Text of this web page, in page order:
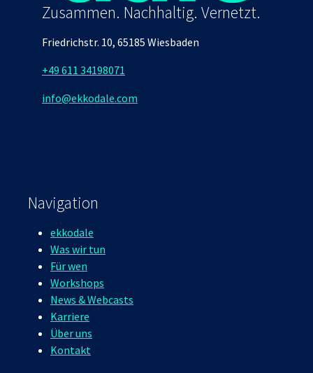
Zusammen. Nachhaltig. Vernetzt.
Friedrichstr. 10, 65185 Wiesbaden
+49 611 34198071
info@ekkodale.com
Navigation
ekkodale
Was wir tun
Für wen
Workshops
News & Webcasts
Karriere
Über uns
Kontakt